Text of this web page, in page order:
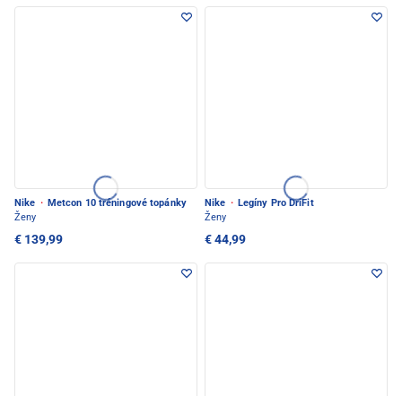
Nike · Metcon 10 tréningové topánky
Ženy
€ 139,99
Nike · Legíny Pro DriFit
Ženy
€ 44,99